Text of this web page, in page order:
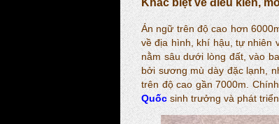
Án ngữ trên độ cao hơn
về địa hình, khí hậu, tự nhiên
nằm sâu dưới lòng đất, vào
bởi sương mù dày đặc lạnh,
trên độ cao gần 7000m.
Quốc sinh trưởng và phát